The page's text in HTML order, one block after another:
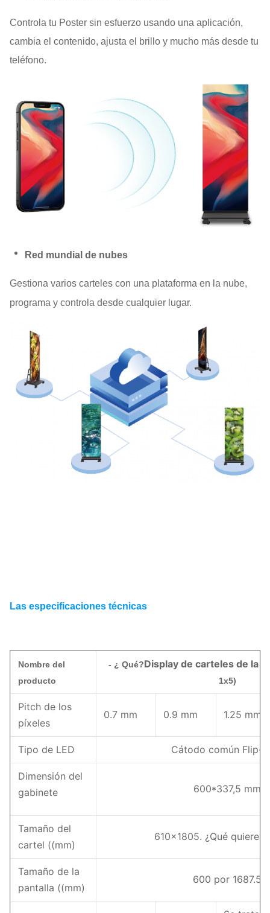
Controla tu Poster sin esfuerzo usando una aplicación,
cambia el contenido, ajusta el brillo y mucho más desde tu
teléfono.
Red mundial de nubes
Gestiona varios carteles con una plataforma en la nube,
programa y controla desde cualquier lugar.
Las especificaciones técnicas
Nombre del
producto
- ¿ Qué?Display de carteles de la
1x5)
Pitch de los
píxeles
0.7 mm 0.9 mm 1.25 mm
Tipo de LED Cátodo común Flip-
Dimensión del
gabinete
600*337,5 mm
Tamaño del
cartel ((mm)
610x1805. ¿Qué quieres
Tamaño de la
pantalla ((mm)
600 por 1687.5